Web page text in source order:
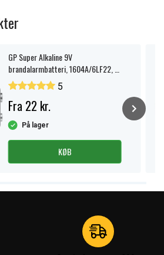
GP Super Alkaline 9V
brandalarmbatteri, 1604A/6LF22, 1-
pak.
5
Fra 22 kr.
På lager
KØB